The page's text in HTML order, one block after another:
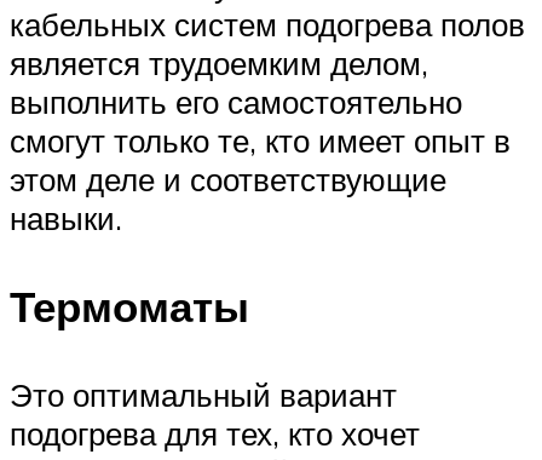
кабельных систем подогрева полов
является трудоемким делом,
выполнить его самостоятельно
смогут только те, кто имеет опыт в
этом деле и соответствующие
навыки.
Термоматы
Это оптимальный вариант
подогрева для тех, кто хочет